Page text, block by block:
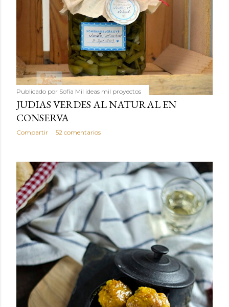
Publicado por Sofía Mil ideas mil proyectos
JUDIAS VERDES AL NATURAL EN
CONSERVA
Compartir 52 comentarios